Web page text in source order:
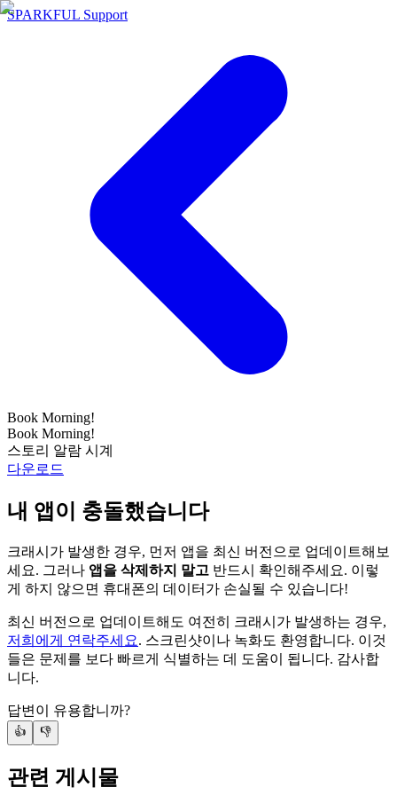
SPARKFUL Support
Book Morning!
Book Morning!
스토리 알람 시계
다운로드
내 앱이 충돌했습니다
크래시가 발생한 경우, 먼저 앱을 최신 버전으로 업데이트해보
세요. 그러나 앱을 삭제하지 말고 반드시 확인해주세요. 이렇
게 하지 않으면 휴대폰의 데이터가 손실될 수 있습니다!
최신 버전으로 업데이트해도 여전히 크래시가 발생하는 경우,
저희에게 연락주세요. 스크린샷이나 녹화도 환영합니다. 이것
들은 문제를 보다 빠르게 식별하는 데 도움이 됩니다. 감사합
니다.
답변이 유용합니까?
👍 👎
관련 게시물